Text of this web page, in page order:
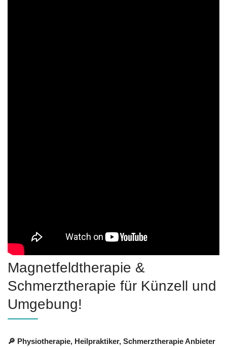
Magnetfeldtherapie &
Schmerztherapie für Künzell und
Umgebung!
🔎 Physiotherapie, Heilpraktiker, Schmerztherapie Anbieter